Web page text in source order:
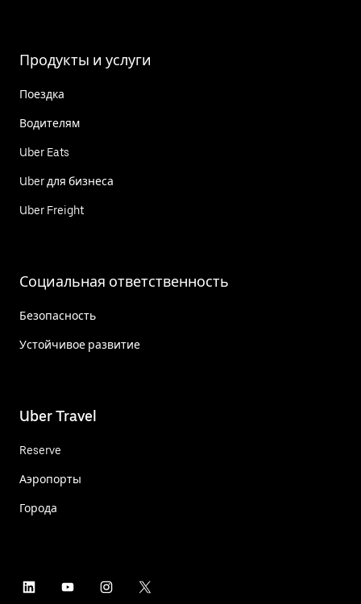
Продукты и услуги
Поездка
Водителям
Uber Eats
Uber для бизнеса
Uber Freight
Социальная ответственность
Безопасность
Устойчивое развитие
Uber Travel
Reserve
Аэропорты
Города